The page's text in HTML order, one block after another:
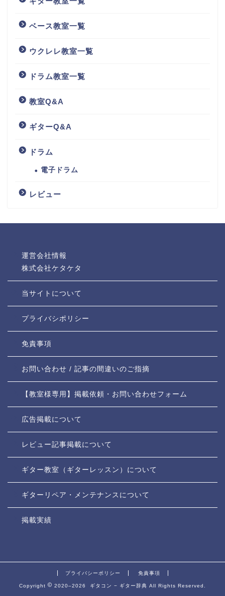
ベース教室一覧
ウクレレ教室一覧
ドラム教室一覧
教室Q&A
ギターQ&A
ドラム
電子ドラム
レビュー
運営会社情報
株式会社ケタケタ
当サイトについて
プライバシポリシー
免責事項
お問い合わせ / 記事の間違いのご指摘
【教室様専用】掲載依頼・お問い合わせフォーム
広告掲載について
レビュー記事掲載について
ギター教室（ギターレッスン）について
ギターリペア・メンテナンスについて
掲載実績
プライバシーポリシー 免責事項
Copyright 2020–2026 ギタコン − ギター辞典 All Rights Reserved.